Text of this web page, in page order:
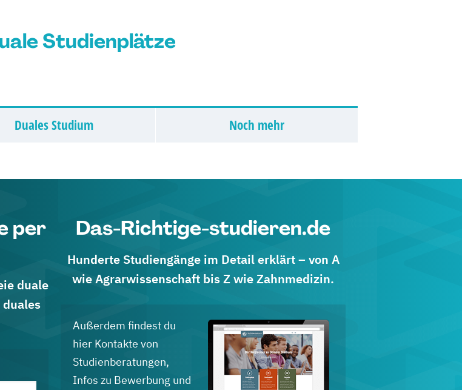
Studienplätze
Duales Studium Noch mehr
per
duale
Das-Richtige-studieren.de
Hunderte Studiengänge im Detail erklärt – von A
wie Agrarwissenschaft bis Z wie Zahnmedizin.
Außerdem findest du
hier Kontakte von
Studienberatungen,
Infos zu Bewerbung und